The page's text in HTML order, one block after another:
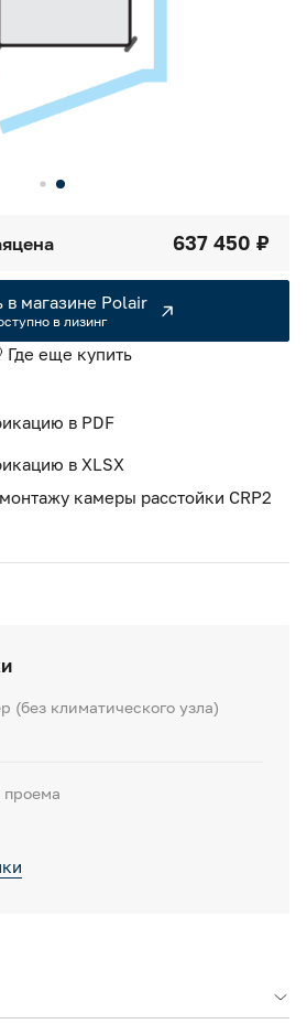
(без климатического узла)
проема
цена 637 450 ₽
в магазине Polair
в лизинг
Где еще купить
в PDF
в XLSX
камеры расстойки CRP2
ко всей информации об изделии